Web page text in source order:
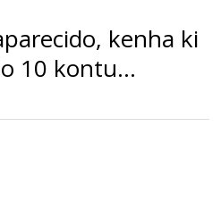
kenha ki
10 kontu...